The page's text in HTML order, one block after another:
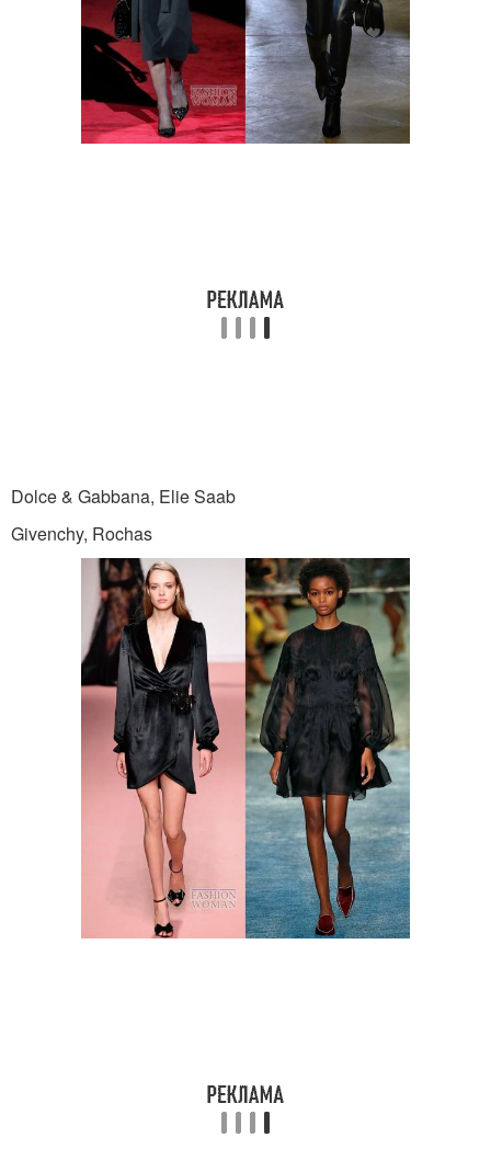
Dolce & Gabbana, Elie Saab
Givenchy, Rochas